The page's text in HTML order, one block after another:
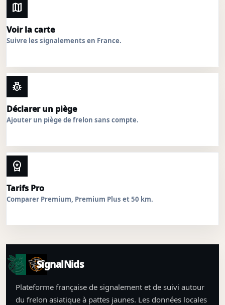
map
Voir la carte
Suivre les signalements en France.
pest_control
Déclarer un piège
Ajouter un piège de frelon sans compte.
workspace_premium
Tarifs Pro
Comparer Premium, Premium Plus et 50 km.
SignalNids
Plateforme française de signalement et de suivi autour
du frelon asiatique à pattes jaunes. Les données locales